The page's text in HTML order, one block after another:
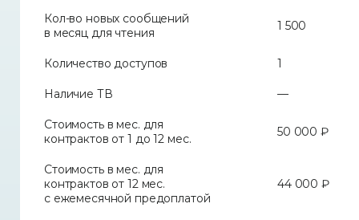
Кол-во новых сообщений
в месяц для чтения
1 500
Количество доступов 1
Наличие ТВ —
Стоимость в мес. для
контрактов от 1 до 12 мес.
50 000 ₽
Стоимость в мес. для
контрактов от 12 мес.
с ежемесячной предоплатой
44 000 ₽